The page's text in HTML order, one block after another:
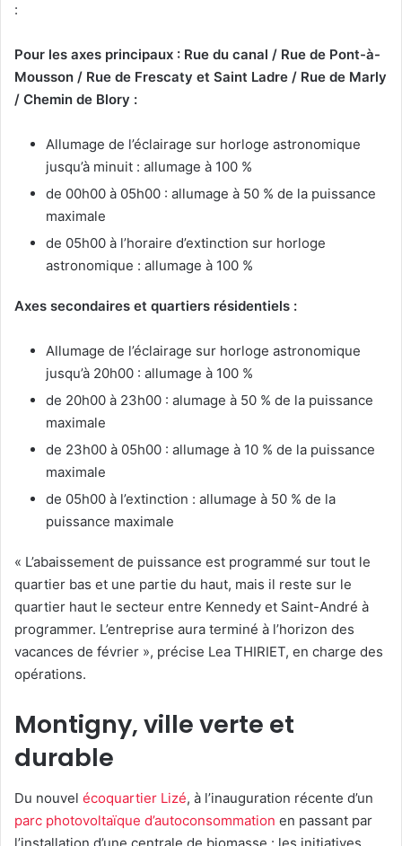
:
Pour les axes principaux : Rue du canal / Rue de Pont-à-
Mousson / Rue de Frescaty et Saint Ladre / Rue de Marly
/ Chemin de Blory :
Allumage de l’éclairage sur horloge astronomique
jusqu’à minuit : allumage à 100 %
de 00h00 à 05h00 : allumage à 50 % de la puissance
maximale
de 05h00 à l’horaire d’extinction sur horloge
astronomique : allumage à 100 %
Axes secondaires et quartiers résidentiels :
Allumage de l’éclairage sur horloge astronomique
jusqu’à 20h00 : allumage à 100 %
de 20h00 à 23h00 : alumage à 50 % de la puissance
maximale
de 23h00 à 05h00 : allumage à 10 % de la puissance
maximale
de 05h00 à l’extinction : allumage à 50 % de la
puissance maximale
« L’abaissement de puissance est programmé sur tout le
quartier bas et une partie du haut, mais il reste sur le
quartier haut le secteur entre Kennedy et Saint-André à
programmer. L’entreprise aura terminé à l’horizon des
vacances de février », précise Lea THIRIET, en charge des
opérations.
Montigny, ville verte et
durable
Du nouvel écoquartier Lizé, à l’inauguration récente d’un
parc photovoltaïque d’autoconsommation en passant par